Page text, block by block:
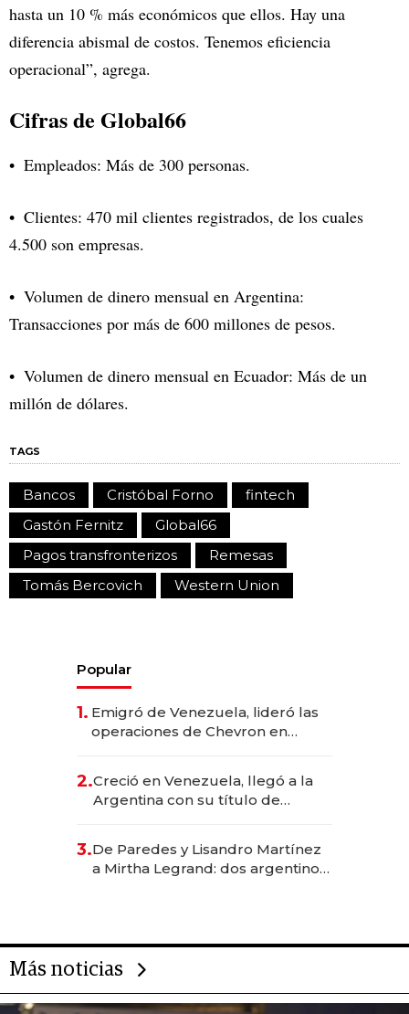
hasta un 10 % más económicos que ellos. Hay una
diferencia abismal de costos. Tenemos eficiencia
operacional”, agrega.
Cifras de Global66
Empleados: Más de 300 personas.
Clientes: 470 mil clientes registrados, de los cuales
4.500 son empresas.
Volumen de dinero mensual en Argentina:
Transacciones por más de 600 millones de pesos.
Volumen de dinero mensual en Ecuador: Más de un
millón de dólares.
TAGS
Bancos Cristóbal Forno
fintech
Gastón Fernitz
Global66
Pagos transfronterizos
Remesas
Tomás Bercovich
Western Union
Popular
1. Emigró de Venezuela, lideró las
operaciones de Chevron en
2.Creció en Venezuela, llegó a la
Argentina con su título de
las marcas "fast premium"
3.De Paredes y Lisandro Martínez
a Mirtha Legrand: dos argentinos
Más noticias